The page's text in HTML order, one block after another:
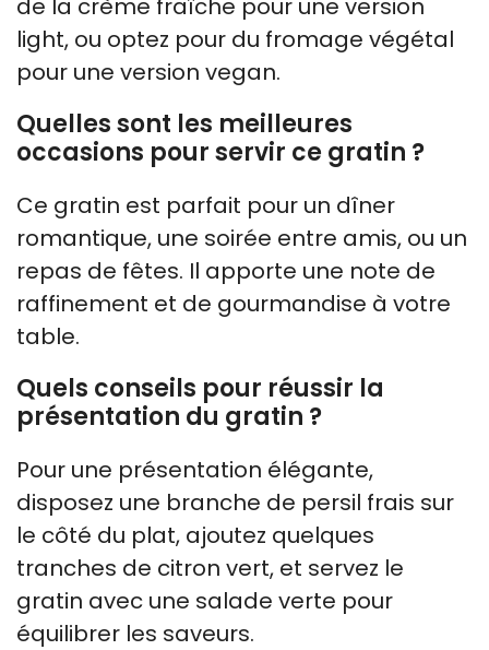
light, ou optez pour du fromage végétal
pour une version vegan.
Quelles sont les meilleures
occasions pour servir ce gratin ?
Ce gratin est parfait pour un dîner
romantique, une soirée entre amis, ou un
repas de fêtes. Il apporte une note de
raffinement et de gourmandise à votre
table.
Quels conseils pour réussir la
présentation du gratin ?
Pour une présentation élégante,
disposez une branche de persil frais sur
le côté du plat, ajoutez quelques
tranches de citron vert, et servez le
gratin avec une salade verte pour
équilibrer les saveurs.